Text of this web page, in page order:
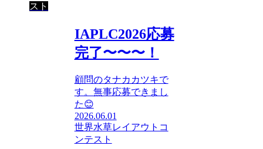
スト
IAPLC2026応募
完了〜〜〜！
顧問のタナカカツキで
す。無事応募できまし
た😊
2026.06.01
世界水草レイアウトコ
ンテスト